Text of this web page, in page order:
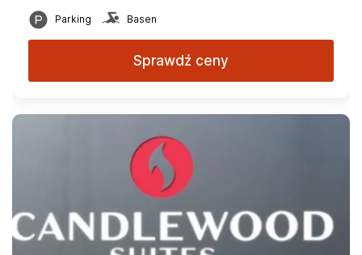
Parking Basen
Sprawdź ceny